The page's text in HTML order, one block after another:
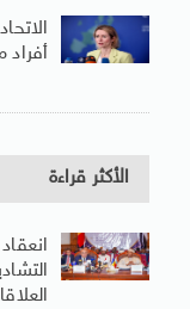
أفراد
الأكثر قراءة